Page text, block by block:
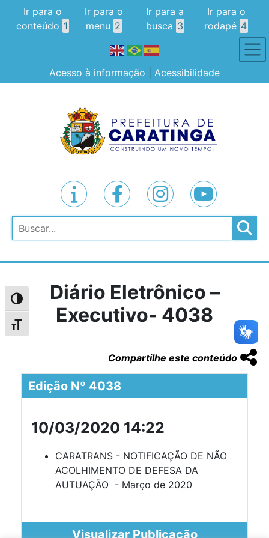
Alternar alto contraste
Alternar tamanho da fonte
Ir para o
conteúdo 1
Ir para o
menu 2
Ir para a
busca 3
Ir para o
rodapé 4
Acesso à informação Acessibilidade
Pesquisar
Diário Eletrônico –
Executivo- 4038
Compartilhe este conteúdo
Edição Nº 4038
10/03/2020 14:22
CARATRANS - NOTIFICAÇÃO DE NÃO
ACOLHIMENTO DE DEFESA DA
AUTUAÇÃO - Março de 2020
Visualizar Publicação